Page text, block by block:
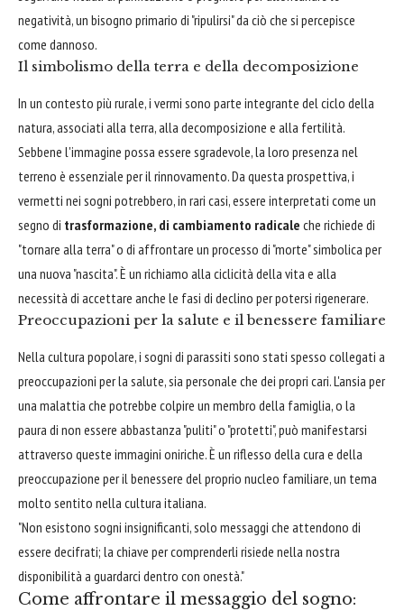
negatività, un bisogno primario di "ripulirsi" da ciò che si percepisce
come dannoso.
Il simbolismo della terra e della decomposizione
In un contesto più rurale, i vermi sono parte integrante del ciclo della
natura, associati alla terra, alla decomposizione e alla fertilità.
Sebbene l'immagine possa essere sgradevole, la loro presenza nel
terreno è essenziale per il rinnovamento. Da questa prospettiva, i
vermetti nei sogni potrebbero, in rari casi, essere interpretati come un
segno di trasformazione, di cambiamento radicale che richiede di
"tornare alla terra" o di affrontare un processo di "morte" simbolica per
una nuova "nascita". È un richiamo alla ciclicità della vita e alla
necessità di accettare anche le fasi di declino per potersi rigenerare.
Preoccupazioni per la salute e il benessere familiare
Nella cultura popolare, i sogni di parassiti sono stati spesso collegati a
preoccupazioni per la salute, sia personale che dei propri cari. L'ansia per
una malattia che potrebbe colpire un membro della famiglia, o la
paura di non essere abbastanza "puliti" o "protetti", può manifestarsi
attraverso queste immagini oniriche. È un riflesso della cura e della
preoccupazione per il benessere del proprio nucleo familiare, un tema
molto sentito nella cultura italiana.
"Non esistono sogni insignificanti, solo messaggi che attendono di
essere decifrati; la chiave per comprenderli risiede nella nostra
disponibilità a guardarci dentro con onestà."
Come affrontare il messaggio del sogno: